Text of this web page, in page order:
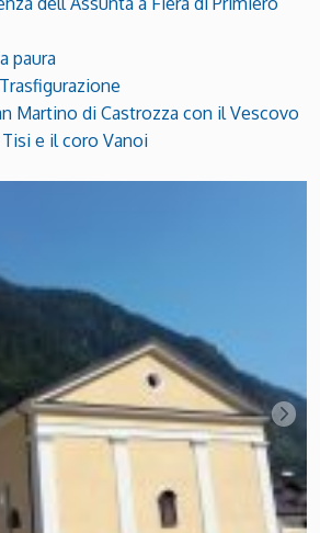
paura
Martino di Castrozza con il Vescovo
e il coro Vanoi